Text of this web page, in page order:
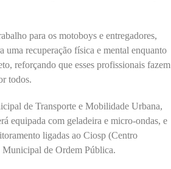
para os motoboys e entregadores,
uma recuperação física e mental enquanto
reforçando que esses profissionais fazem
todos.
de Transporte e Mobilidade Urbana,
equipada com geladeira e micro-ondas, e
ligadas ao Ciosp (Centro
Municipal de Ordem Pública.